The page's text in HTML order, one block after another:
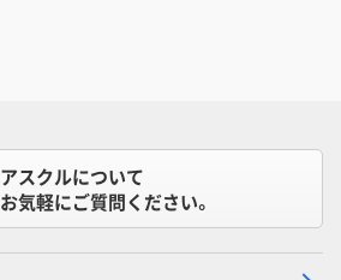
アスクルについて
お気軽にご質問ください。